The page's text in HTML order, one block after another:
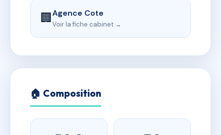
🏢Agence Cote
Voir la fiche cabinet →
🏠 Composition